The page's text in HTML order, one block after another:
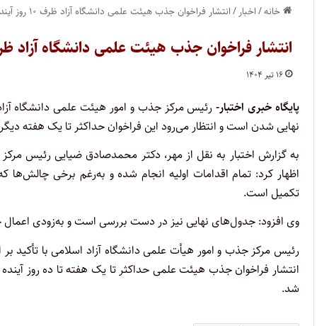
خانه/اخبار /انتشار فراخوان جذب هیئت علمی دانشگاه آزاد ظرف ۱۰ روز آینده
انتشار فراخوان جذب هیئت علمی دانشگاه آزاد ظرف ۱۰ روز
۱۶ تیر ۱۴۰۴
پایگاه خبری اختبار-رئیس مرکز جذب و امور هیئت علمی دانشگاه
نهایی شدن است و انتظار می‌رود این فراخوان حداکثر تا یک هفته
به گزارش اختبار به نقل از مهر، دکتر محمدصادق ضیایی رئیس
اظهار کرد: تمام اقدامات اولیه انجام شده و به‌رغم برخی
تکمیل است.
وی افزود: جدول‌های نهایی نیز در دست بررسی است و به‌زودی
رئیس مرکز جذب و امور هیأت علمی دانشگاه آزاد اسلامی با تأکید بر
انتشار فراخوان جذب هیئت علمی حداکثر تا یک هفته تا ده روز
شد.